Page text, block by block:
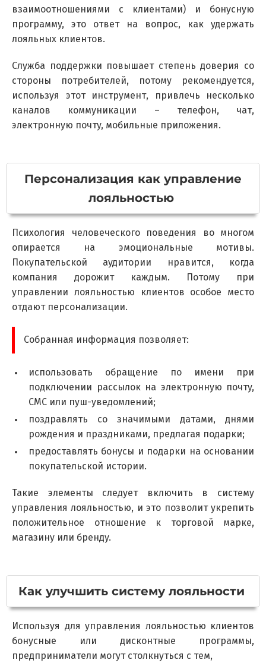
взаимоотношениями с клиентами) и бонусную
программу, это ответ на вопрос, как удержать
лояльных клиентов.
Служба поддержки повышает степень доверия со
стороны потребителей, потому рекомендуется,
используя этот инструмент, привлечь несколько
каналов коммуникации – телефон, чат,
электронную почту, мобильные приложения.
Персонализация как управление
лояльностью
Психология человеческого поведения во многом
опирается на эмоциональные мотивы.
Покупательской аудитории нравится, когда
компания дорожит каждым. Потому при
управлении лояльностью клиентов особое место
отдают персонализации.
Собранная информация позволяет:
использовать обращение по имени при
подключении рассылок на электронную почту,
СМС или пуш-уведомлений;
поздравлять со значимыми датами, днями
рождения и праздниками, предлагая подарки;
предоставлять бонусы и подарки на основании
покупательской истории.
Такие элементы следует включить в систему
управления лояльностью, и это позволит укрепить
положительное отношение к торговой марке,
магазину или бренду.
Как улучшить систему лояльности
Используя для управления лояльностью клиентов
бонусные или дисконтные программы,
предприниматели могут столкнуться с тем,